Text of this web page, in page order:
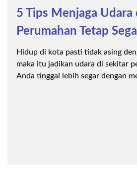
5 Tips Menjaga Udara
Perumahan Tetap
Hidup di kota pasti tidak asing
maka itu jadikan udara di sekitar
Anda tinggal lebih segar dengan